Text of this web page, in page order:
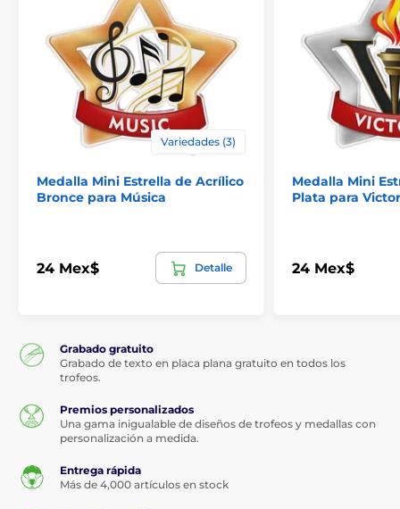
Variedades (3)
Medalla Mini Estrella de Acrílico
Bronce para Música
24 Mex$ Detalle
Medalla Mini
Plata para
24 Mex$
Grabado gratuito
Grabado de texto en placa plana gratuito en todos los
trofeos.
Premios personalizados
Una gama inigualable de diseños de trofeos y medallas con
personalización a medida.
Entrega rápida
Más de 4,000 artículos en stock